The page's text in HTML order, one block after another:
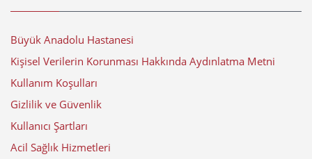
Büyük Anadolu Hastanesi
Kişisel Verilerin Korunması Hakkında Aydınlatma Metni
Kullanım Koşulları
Gizlilik ve Güvenlik
Kullanıcı Şartları
Acil Sağlık Hizmetleri